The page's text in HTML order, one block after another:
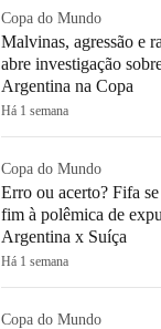
Copa do Mundo
Malvinas, agressão e
abre investigação
Argentina na Copa
Há 1 semana
Copa do Mundo
Erro ou acerto? Fifa
fim à polêmica de
Argentina x Suíça
Há 1 semana
Copa do Mundo